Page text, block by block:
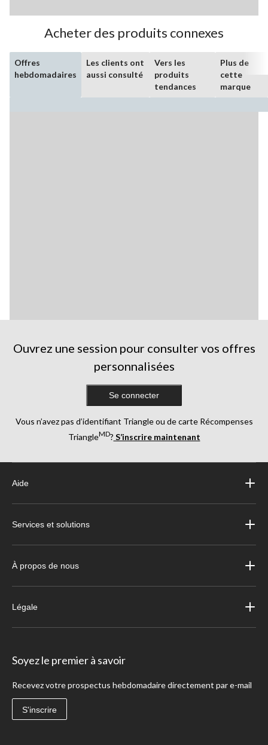
Acheter des produits connexes
Offres
hebdomadaires
Les clients ont
aussi consulté
Vers les
produits
tendances
Plus de
cette
marque
Ouvrez une session pour consulter vos offres
personnalisées
Se connecter
Vous n’avez pas d’identifiant Triangle ou de carte Récompenses
TriangleMD? S’inscrire maintenant
Aide
Services et solutions
À propos de nous
Légale
Soyez le premier à savoir
Recevez votre prospectus hebdomadaire directement par e-mail
S'inscrire